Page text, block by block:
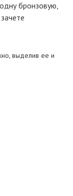
бронзовую,
выделив ее и